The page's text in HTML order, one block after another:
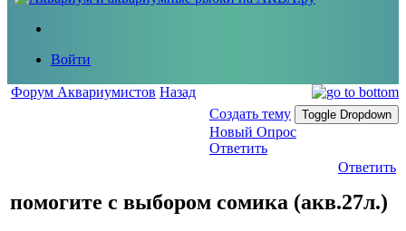
Войти
Форум Аквариумистов Назад
Создать тему
Toggle Dropdown
Новый Опрос
Ответить
Ответить
помогите с выбором сомика (акв.27л.)